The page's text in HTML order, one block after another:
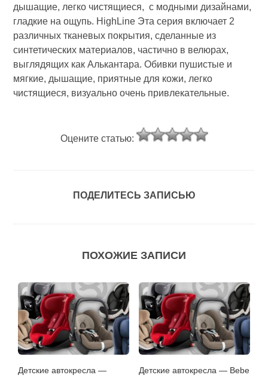
дышащие, легко чистящиеся, с модными дизайнами,
гладкие на ощупь. HighLine Эта серия включает 2
различных тканевых покрытия, сделанные из
синтетических материалов, частично в велюрах,
выглядящих как Алькантара. Обивки пушистые и
мягкие, дышащие, приятные для кожи, легко
чистящиеся, визуально очень привлекательные.
Оцените статью:
ПОДЕЛИТЕСЬ ЗАПИСЬЮ
ПОХОЖИЕ ЗАПИСИ
Детские автокресла —
Детские автокресла — Bebe